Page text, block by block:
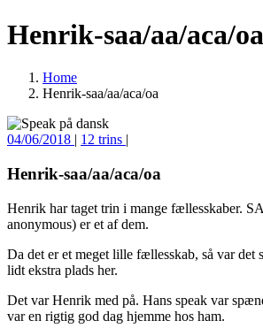
Henrik-saa/aa/aca/oa
Home
Henrik-saa/aa/aca/oa
04/06/2018 | 12 trins |
Henrik-saa/aa/aca/oa
Henrik har taget trin i mange fællesskaber.
anonymous) er et af dem.
Da det er et meget lille fællesskab, så var det
lidt ekstra plads her.
Det var Henrik med på. Hans speak var
var en rigtig god dag hjemme hos ham.